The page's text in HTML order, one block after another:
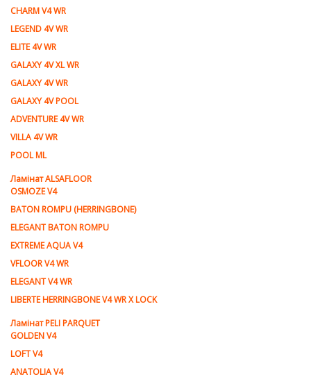
CHARM V4 WR
LEGEND 4V WR
ELITE 4V WR
GALAXY 4V XL WR
GALAXY 4V WR
GALAXY 4V POOL
ADVENTURE 4V WR
VILLA 4V WR
POOL ML
Ламiнат ALSAFLOOR
OSMOZE V4
BATON ROMPU (HERRINGBONE)
ELEGANT BATON ROMPU
EXTREME AQUA V4
VFLOOR V4 WR
ELEGANT V4 WR
LIBERTE HERRINGBONE V4 WR X LOCK
Ламiнат PELI PARQUET
GOLDEN V4
LOFT V4
ANATOLIA V4